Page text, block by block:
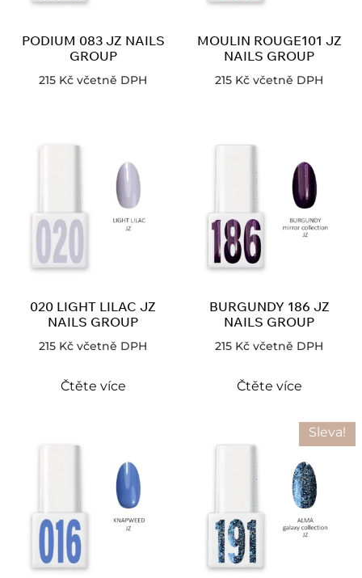
PODIUM 083 JZ NAILS
GROUP
215 Kč včetně DPH
MOULIN ROUGE101 JZ
NAILS GROUP
215 Kč včetně DPH
020 LIGHT LILAC JZ
NAILS GROUP
215 Kč včetně DPH
Čtěte více
BURGUNDY 186 JZ
NAILS GROUP
215 Kč včetně DPH
Čtěte více
Sleva!